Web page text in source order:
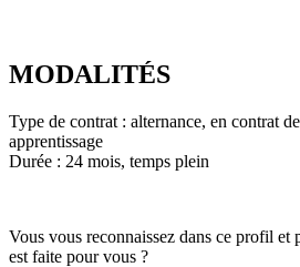
MODALITÉS
Type de contrat : alternance, en contrat
apprentissage
Durée : 24 mois, temps plein
Vous vous reconnaissez dans ce profil et
est faite pour vous ?